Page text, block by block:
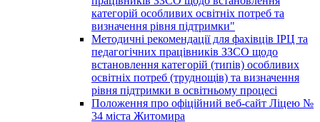
категорій особливих освітніх потреб та
визначення рівня підтримки"
Методичні рекомендації для фахівців ІРЦ та
педагогічних працівників ЗЗСО щодо
встановлення категорій (типів) особливих
освітніх потреб (труднощів) та визначення
рівня підтримки в освітньому процесі
Положення про офіційний веб-сайт Ліцею №
34 міста Житомира